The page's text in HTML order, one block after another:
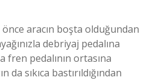
önce aracın boşta olduğundan
debriyaj pedalına
fren pedalının ortasına
da sıkıca bastırıldığından